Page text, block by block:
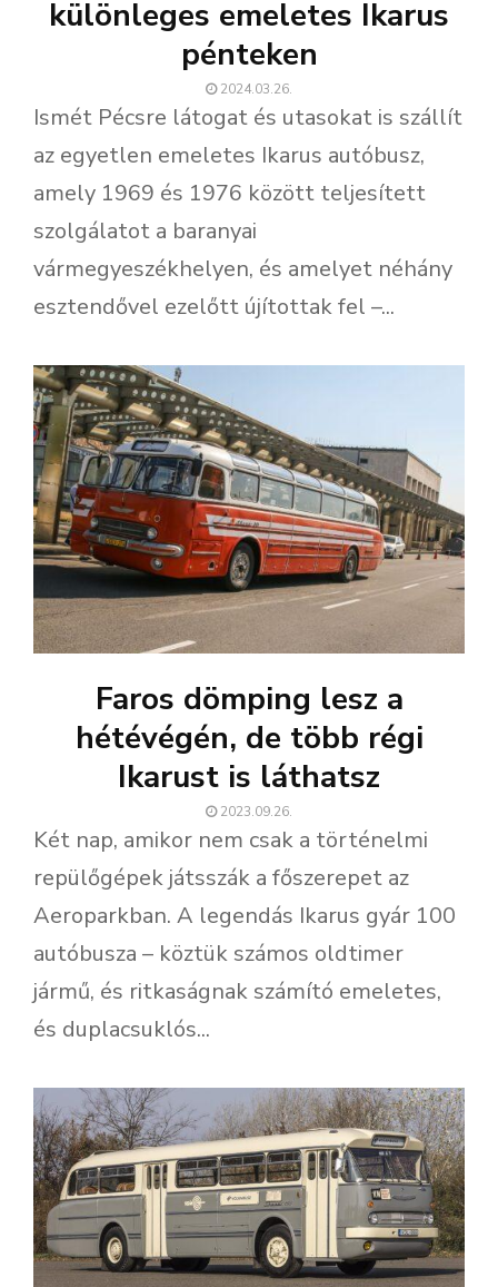
különleges emeletes Ikarus
pénteken
2024.03.26.
Ismét Pécsre látogat és utasokat is szállít
az egyetlen emeletes Ikarus autóbusz,
amely 1969 és 1976 között teljesített
szolgálatot a baranyai
vármegyeszékhelyen, és amelyet néhány
esztendővel ezelőtt újítottak fel –...
Faros dömping lesz a
hétévégén, de több régi
Ikarust is láthatsz
2023.09.26.
Két nap, amikor nem csak a történelmi
repülőgépek játsszák a főszerepet az
Aeroparkban. A legendás Ikarus gyár 100
autóbusza – köztük számos oldtimer
jármű, és ritkaságnak számító emeletes,
és duplacsuklós...